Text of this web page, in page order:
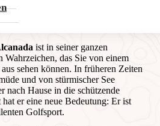
ist in seiner ganzen
Wahrzeichen, das Sie von einem
sehen können. In früheren Zeiten
und von stürmischer See
nach Hause in die schützende
er eine neue Bedeutung: Er ist
Golfsport.